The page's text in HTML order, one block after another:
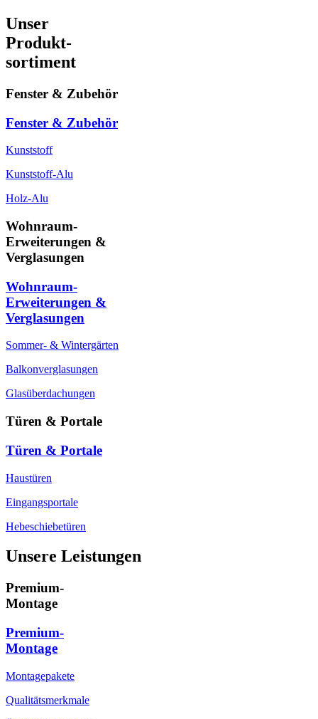
Unser
Produkt-
sortiment
Fenster & Zubehör
Fenster & Zubehör
Kunststoff
Kunststoff-Alu
Holz-Alu
Wohnraum-
Erweiterungen &
Verglasungen
Wohnraum-
Erweiterungen &
Verglasungen
Sommer- & Wintergärten
Balkonverglasungen
Glasüberdachungen
Türen & Portale
Türen & Portale
Haustüren
Eingangsportale
Hebeschiebetüren
Unsere Leistungen
Premium-
Montage
Premium-
Montage
Montagepakete
Qualitätsmerkmale